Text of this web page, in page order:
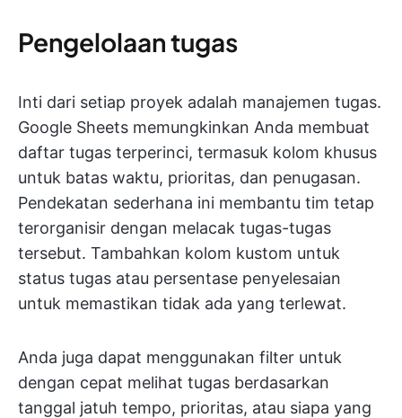
Pengelolaan tugas
Inti dari setiap proyek adalah manajemen tugas.
Google Sheets memungkinkan Anda membuat
daftar tugas terperinci, termasuk kolom khusus
untuk batas waktu, prioritas, dan penugasan.
Pendekatan sederhana ini membantu tim tetap
terorganisir dengan melacak tugas-tugas
tersebut. Tambahkan kolom kustom untuk
status tugas atau persentase penyelesaian
untuk memastikan tidak ada yang terlewat.
Anda juga dapat menggunakan filter untuk
dengan cepat melihat tugas berdasarkan
tanggal jatuh tempo, prioritas, atau siapa yang